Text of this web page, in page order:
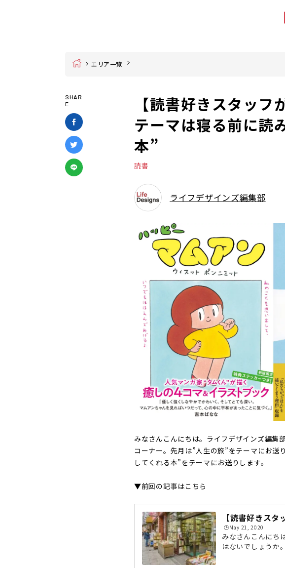
Home エリア一覧
SHAR
E
【読書好きスタッ
テーマは寝る前に読
本”
読書
ライフデザインズ編集部
みなさんこんにちは。ライフデザインズ編集
コーナー。先月は”人生の旅”をテーマにお
してくれる本”をテーマにお送りします。
▼前回の記事はこちら
【読書好きス
🕒️May 21, 2020
みなさんこんにち
はないでしょうか